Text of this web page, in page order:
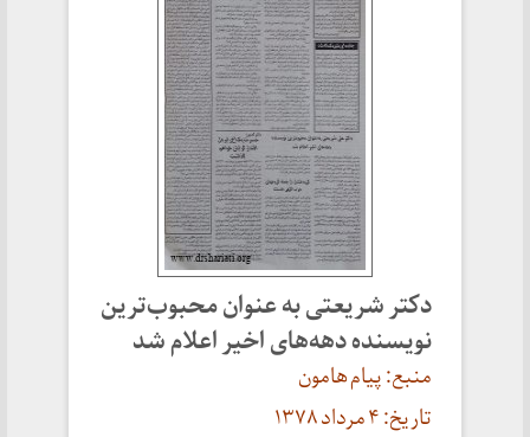
دکتر شریعتی به عنوان محبوب‌ترین
نویسنده دهه‌های اخیر اعلام شد
منبع: پیام هامون
تاریخ: ۴ مرداد ۱۳۷۸